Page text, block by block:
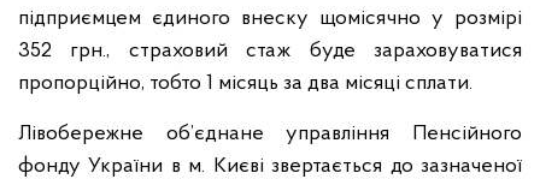
підприємцем єдиного внеску щомісячно у розмірі
352 грн., страховий стаж буде зараховуватися
пропорційно, тобто 1 місяць за два місяці сплати.
Лівобережне об’єднане управління Пенсійного
фонду України в м. Києві звертається до зазначеної